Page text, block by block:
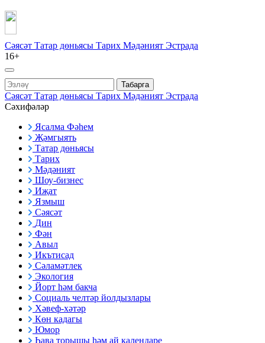
Сәясәт Татар дөньясы Тарих Мәдәният Эстрада
16+
Табарга
Сәясәт Татар дөньясы Тарих Мәдәният Эстрада
Сәхифәләр
Ясалма Фәһем
Җәмгыять
Татар дөньясы
Тарих
Мәдәният
Шоу-бизнес
Иҗат
Язмыш
Сәясәт
Дин
Фән
Авыл
Икътисад
Сәламәтлек
Экология
Йорт һәм бакча
Социаль челтәр йолдызлары
Хәвеф-хәтәр
Көн кадагы
Юмор
Һава торышы һәм ай календаре